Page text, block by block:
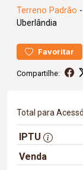
Terreno Padrão -
Uberlândia
Favoritar
Compartilhe:
Total para
IPTU
Venda